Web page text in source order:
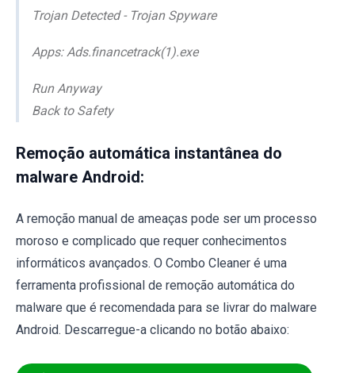
Trojan Detected - Trojan Spyware
Apps: Ads.financetrack(1).exe
Run Anyway
Back to Safety
Remoção automática instantânea do
malware Android:
A remoção manual de ameaças pode ser um processo
moroso e complicado que requer conhecimentos
informáticos avançados. O Combo Cleaner é uma
ferramenta profissional de remoção automática do
malware que é recomendada para se livrar do malware
Android. Descarregue-a clicando no botão abaixo: